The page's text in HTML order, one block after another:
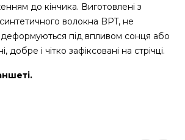
до кінчика. Виготовлені з
волокна BPT, не
деформуються під впливом сонця або
добре і чітко зафіксовані на стрічці.